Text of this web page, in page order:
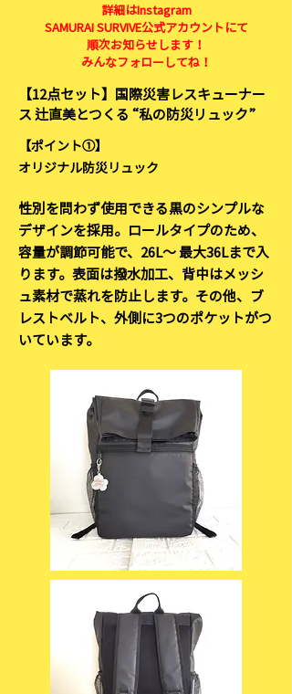
詳細はInstagram
SAMURAI SURVIVE公式アカウントにて
順次お知らせします！
みんなフォローしてね！
【12点セット】国際災害レスキューナー
ス 辻直美とつくる “私の防災リュック”
【ポイント①】
オリジナル防災リュック
性別を問わず使用できる黒のシンプルな
デザインを採用。ロールタイプのため、
容量が調節可能で、26L～ 最大36Lまで入
ります。表面は撥水加工、背中はメッシ
ュ素材で蒸れを防止します。その他、ブ
レストベルト、外側に3つのポケットがつ
いています。